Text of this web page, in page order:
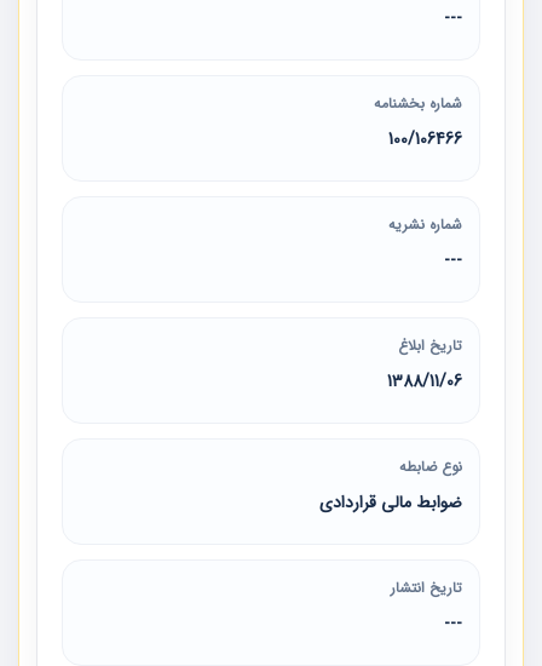
---
شماره بخشنامه
100/106466
شماره نشریه
---
تاریخ ابلاغ
1388/11/06
نوع ضابطه
ضوابط مالی قراردادی
تاریخ انتشار
---